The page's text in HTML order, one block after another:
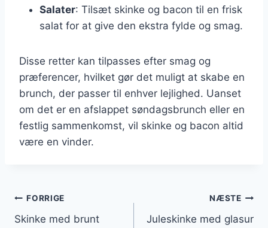
Salater: Tilsæt skinke og bacon til en frisk
salat for at give den ekstra fylde og smag.
Disse retter kan tilpasses efter smag og
præferencer, hvilket gør det muligt at skabe en
brunch, der passer til enhver lejlighed. Uanset
om det er en afslappet søndagsbrunch eller en
festlig sammenkomst, vil skinke og bacon altid
være en vinder.
Indlægsnavigation
FORRIGE
Skinke med brunt
NÆSTE
Juleskinke med glasur